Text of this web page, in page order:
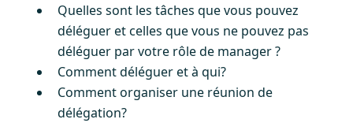
Quelles sont les tâches que vous pouvez
déléguer et celles que vous ne pouvez pas
déléguer par votre rôle de manager ?
Comment déléguer et à qui?
Comment organiser une réunion de
délégation?